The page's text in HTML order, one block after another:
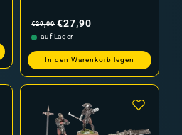
Preis
€29,00 €27,90
auf Lager
In den Warenkorb legen